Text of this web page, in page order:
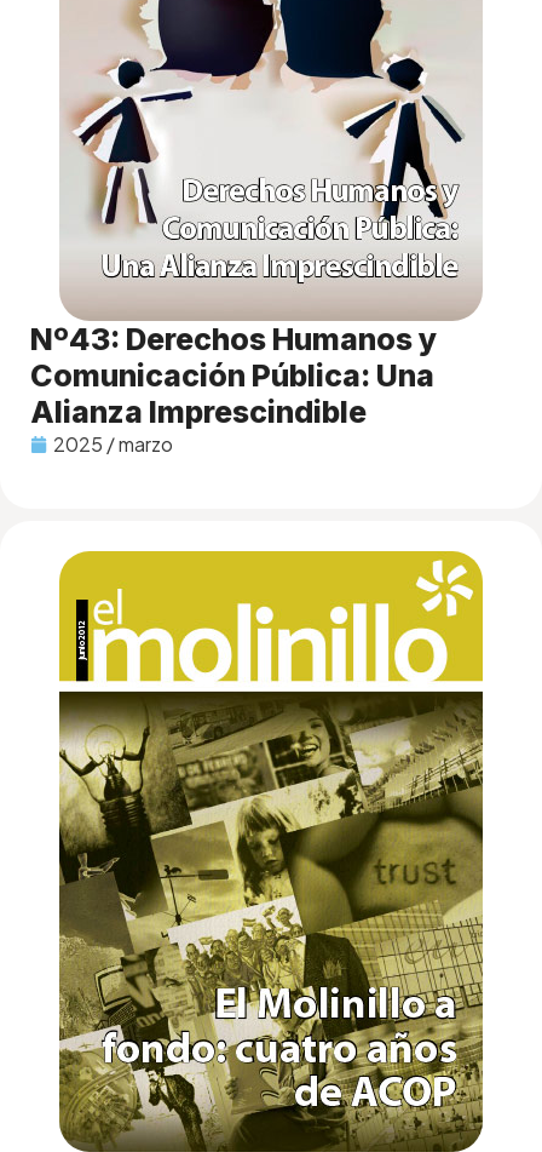
Nº43: Derechos Humanos y
Comunicación Pública: Una
Alianza Imprescindible
2025 / marzo